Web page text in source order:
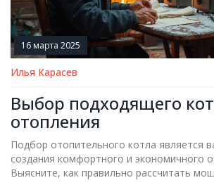
16 марта 2025
Илья Карасев
Выбор подходящего
отопления
Подбор отопительного котла является
создания комфортного и экономичного
Выясните, как правильно рассчитать